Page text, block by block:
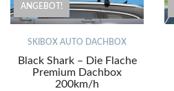
ANGEBOT!
SKIBOX AUTO DACHBOX
Black Shark – Die Flache
Premium Dachbox
200km/h